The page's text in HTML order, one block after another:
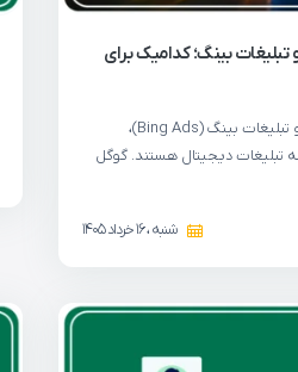
بینگ؛ کدامیک برای
گوگل ادز (Google Ads) و تبلیغات بینگ (Bing Ads)،
تبلیغات دیجیتال هستند. گوگل
شنبه ، 16 خرداد 1405